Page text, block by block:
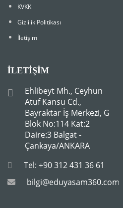
KVKK
Gizlilik Politikası
İletişim
İLETIŞIM
Ehlibeyt Mh., Ceyhun
Atuf Kansu Cd.,
Bayraktar İş Merkezi, G
Blok No:114 Kat:2
Daire:3 Balgat -
Çankaya/ANKARA
Tel: +90 312 431 36 61
bilgi@eduyasam360.com.tr